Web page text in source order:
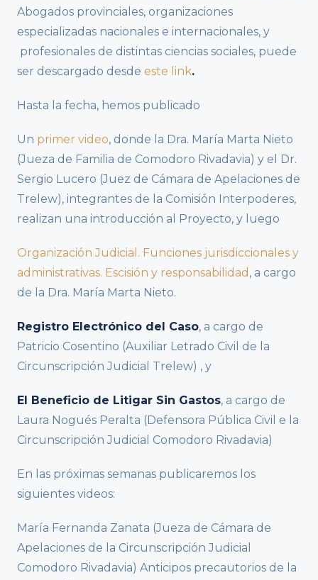
Abogados provinciales, organizaciones
especializadas nacionales e internacionales, y
profesionales de distintas ciencias sociales, puede
ser descargado desde este link.
Hasta la fecha, hemos publicado
Un primer video, donde la Dra. María Marta Nieto
(Jueza de Familia de Comodoro Rivadavia) y el Dr.
Sergio Lucero (Juez de Cámara de Apelaciones de
Trelew), integrantes de la Comisión Interpoderes,
realizan una introducción al Proyecto, y luego
Organización Judicial. Funciones jurisdiccionales y
administrativas. Escisión y responsabilidad , a cargo
de la Dra. María Marta Nieto.
Registro Electrónico del Caso, a cargo de
Patricio Cosentino (Auxiliar Letrado Civil de la
Circunscripción Judicial Trelew) , y
El Beneficio de Litigar Sin Gastos, a cargo de
Laura Nogués Peralta (Defensora Pública Civil e la
Circunscripción Judicial Comodoro Rivadavia)
En las próximas semanas publicaremos los
siguientes videos:
María Fernanda Zanata (Jueza de Cámara de
Apelaciones de la Circunscripción Judicial
Comodoro Rivadavia) Anticipos precautorios de la